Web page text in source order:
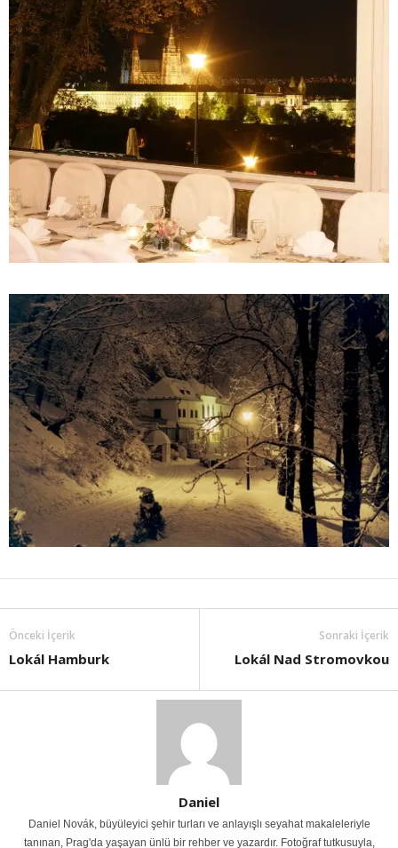
Önceki İçerik
Lokál Hamburk
Sonraki İçerik
Lokál Nad Stromovkou
Daniel
Daniel Novák, büyüleyici şehir turları ve anlayışlı seyahat makaleleriyle
tanınan, Prag'da yaşayan ünlü bir rehber ve yazardır. Fotoğraf tutkusuyla,